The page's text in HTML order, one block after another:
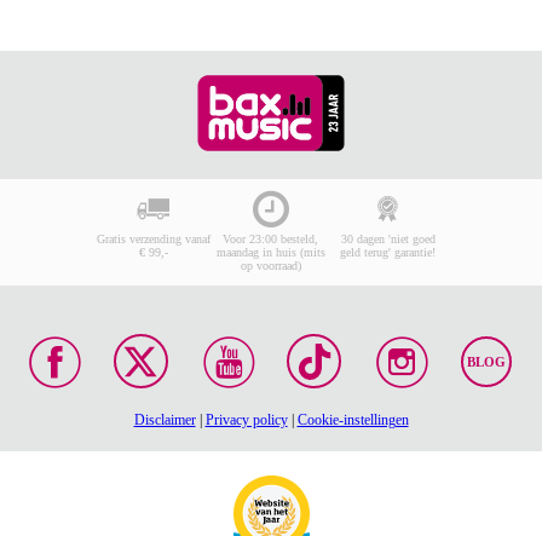
Gratis verzending vanaf
€ 99,-
Voor 23:00 besteld,
maandag in huis (mits
op voorraad)
30 dagen 'niet goed
geld terug' garantie!
BLOG
Disclaimer| Privacy policy| Cookie-instellingen